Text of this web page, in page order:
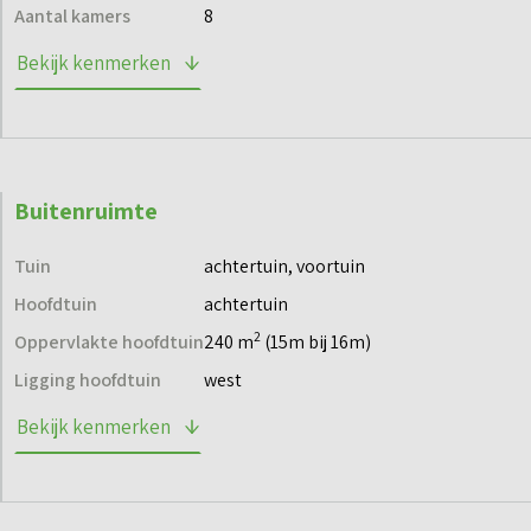
vaarwater, dus je geniet dagelijks van het onweerstaanbare
kijkje op de projectwebsite of neem contact met ons op.
Aantal kamers 8
Bekijk kenmerken
Buitenruimte
Tuin
achtertuin, voortuin
Hoofdtuin
achtertuin
Oppervlakte hoofdtuin240 m2 (15m bij 16m)
Ligging hoofdtuin
west
Bekijk kenmerken